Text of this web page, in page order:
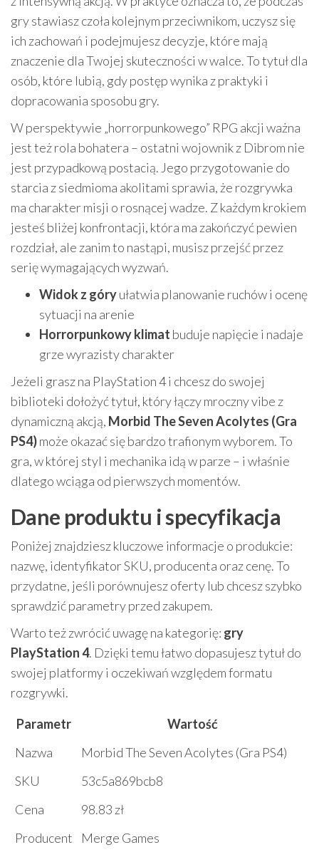
gry stawiasz czoła kolejnym przeciwnikom, uczysz się
ich zachowań i podejmujesz decyzje, które mają
znaczenie dla Twojej skuteczności w walce. To tytuł dla
osób, które lubią, gdy postęp wynika z praktyki i
dopracowania sposobu gry.
W perspektywie „horrorpunkowego” RPG akcji ważna
jest też rola bohatera – ostatni wojownik z Dibrom nie
jest przypadkową postacią. Jego przygotowanie do
starcia z siedmioma akolitami sprawia, że rozgrywka
ma charakter misji o rosnącej wadze. Z każdym krokiem
jesteś bliżej konfrontacji, która ma zakończyć pewien
rozdział, ale zanim to nastąpi, musisz przejść przez
serię wymagających wyzwań.
Widok z góryułatwia planowanie ruchów i ocenę
sytuacji na arenie
Horrorpunkowy klimat buduje napięcie i nadaje
grze wyrazisty charakter
Jeżeli grasz na PlayStation 4 i chcesz do swojej
biblioteki dołożyć tytuł, który łączy mroczny vibe z
dynamiczną akcją, Morbid The Seven Acolytes (Gra
PS4)może okazać się bardzo trafionym wyborem. To
gra, w której styl i mechanika idą w parze – i właśnie
dlatego wciąga od pierwszych momentów.
Dane produktu i specyfikacja
Poniżej znajdziesz kluczowe informacje o produkcie:
nazwę, identyfikator SKU, producenta oraz cenę. To
przydatne, jeśli porównujesz oferty lub chcesz szybko
sprawdzić parametry przed zakupem.
Warto też zwrócić uwagę na kategorię: gry
PlayStation 4. Dzięki temu łatwo dopasujesz tytuł do
swojej platformy i oczekiwań względem formatu
rozgrywki.
Parametr
Wartość
Nazwa
Morbid The Seven Acolytes (Gra PS4)
SKU
53c5a869bcb8
Cena
98.83 zł
Producent
Merge Games